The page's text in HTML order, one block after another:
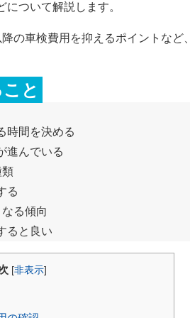
ついて解説します。
の車検費用を抑えるポイントなど、
と
時間を決める
進んでいる
類
る
る傾向
ると良い
[非表示]